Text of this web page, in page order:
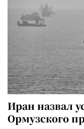
Иран назвал
Ормузского